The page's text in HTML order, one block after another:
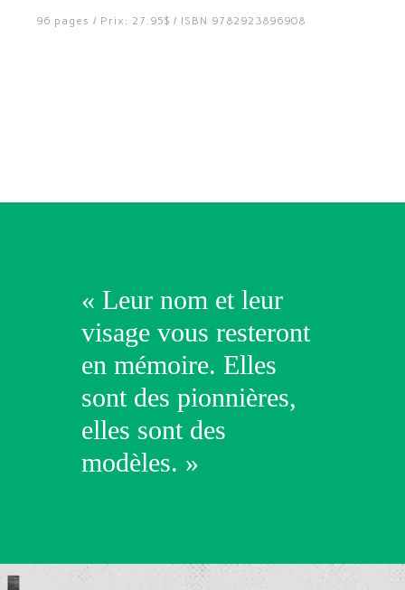
96 pages / Prix: 27.95$ / ISBN 9782923896908
« Leur nom et leur
visage vous resteront
en mémoire. Elles
sont des pionnières,
elles sont des
modèles. »